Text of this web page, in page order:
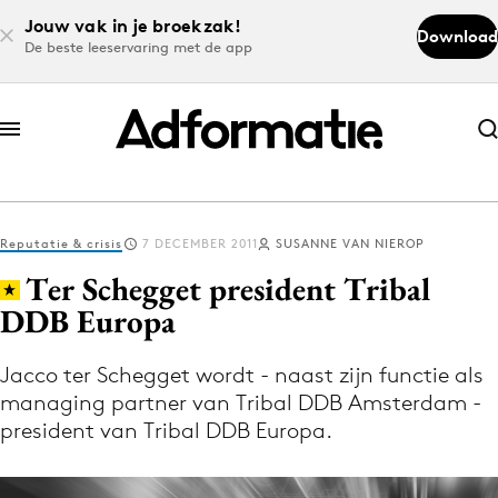
Jouw vak in je broekzak!
De beste leeservaring met de app
Download
Abonneer nu
Abonneer nu
Log in
Volg het laatste nieuws via de Adformatie
Nieuws app
Reputatie & crisis 7 DECEMBER 2011 SUSANNE VAN NIEROP
Ter Schegget president Tribal
DDB Europa
Jacco ter Schegget wordt - naast zijn functie als
managing partner van Tribal DDB Amsterdam -
president van Tribal DDB Europa.